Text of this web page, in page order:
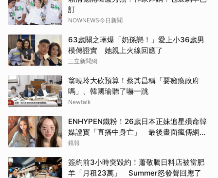
訂
NOWNEWS今日新聞
63歲關之琳爆「奶孫戀！」愛上小36歲男
模傳證實 她親上火線回應了
三立新聞網
翁曉玲大砍預算！蔡其昌稱「要癱瘓政府
嗎」、韓國瑜聽了嚇一跳
Newtalk
ENHYPEN鐵粉！26歲日本正妹追星殞命韓
媒證實「直播中身亡」 最後畫面瘋傳網痛
心：網暴害死人
鏡報
簽約前3小時突毀約！蕭敬騰日料店被當肥
羊「月租23萬」 Summer怒發聲回應了
取消